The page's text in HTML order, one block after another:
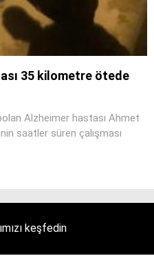
35 kilometre ötede
Alzheimer hastası Ahmet
saatler süren çalışması
keşfedin